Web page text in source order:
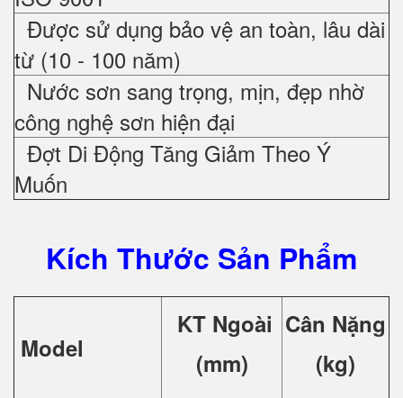
Được sử dụng bảo vệ an toàn, lâu dài
từ (10 - 100 năm)
Nước sơn sang trọng, mịn, đẹp nhờ
công nghệ sơn hiện đại
Đợt Di Động Tăng Giảm Theo Ý
Muốn
Kích Thước Sản Phẩm
Model
KT Ngoài
(mm)
Cân Nặng
(kg)